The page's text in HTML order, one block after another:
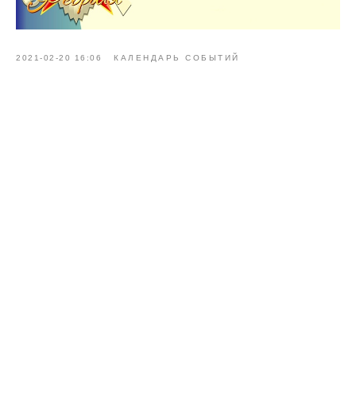
2021-02-20 16:06 КАЛЕНДАРЬ СОБЫТИЙ